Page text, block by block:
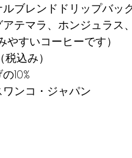
ブレンドドリップバ
テマラ、ホンジュラス
やすいコーヒーです）
込み）
10%
ンコ・ジャパン